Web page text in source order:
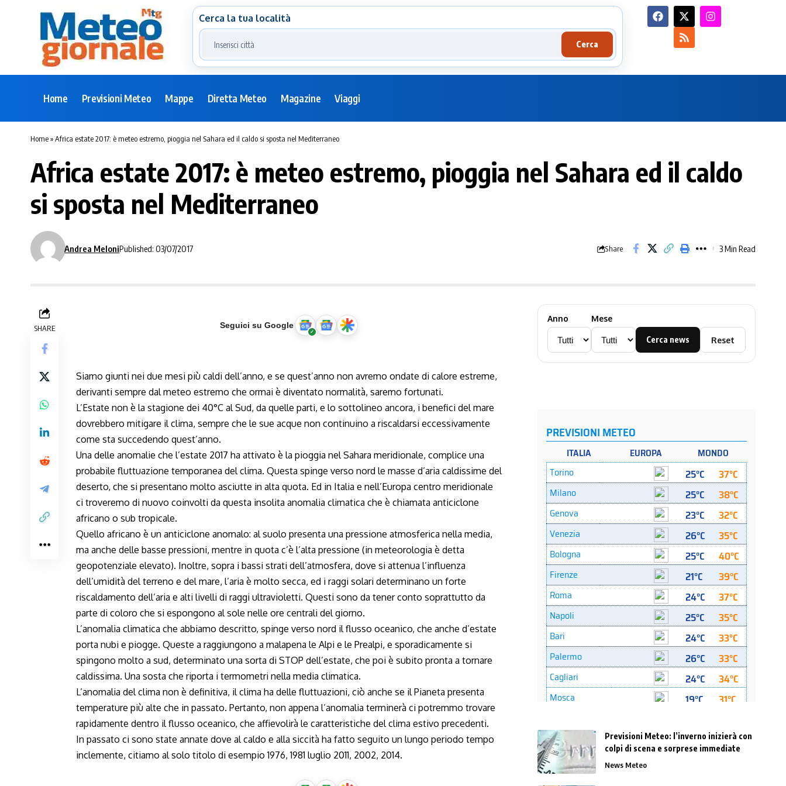
Cerca la tua località
Cerca
Home Previsioni Meteo Mappe Diretta Meteo Magazine Viaggi
Home»Africa estate 2017: è meteo estremo, pioggia nel Sahara ed il caldo si sposta nel Mediterraneo
Africa estate 2017: è meteo estremo, pioggia nel Sahara ed il caldo
si sposta nel Mediterraneo
Andrea MeloniPublished: 03/07/2017 Share 3 Min Read
SHARE Seguici su Google
Siamo giunti nei due mesi più caldi dell’anno, e se quest’anno non avremo ondate di calore estreme,
derivanti sempre dal meteo estremo che ormai è diventato normalità, saremo fortunati.
L’Estate non è la stagione dei 40°C al Sud, da quelle parti, e lo sottolineo ancora, i benefici del mare
dovrebbero mitigare il clima, sempre che le sue acque non continuino a riscaldarsi eccessivamente
come sta succedendo quest’anno.
Una delle anomalie che l’estate 2017 ha attivato è la pioggia nel Sahara meridionale, complice una
probabile fluttuazione temporanea del clima. Questa spinge verso nord le masse d’aria caldissime del
deserto, che si presentano molto asciutte in alta quota. Ed in Italia e nell’Europa centro meridionale
ci troveremo di nuovo coinvolti da questa insolita anomalia climatica che è chiamata anticiclone
africano o sub tropicale.
Quello africano è un anticiclone anomalo: al suolo presenta una pressione atmosferica nella media,
ma anche delle basse pressioni, mentre in quota c’è l’alta pressione (in meteorologia è detta
geopotenziale elevato). Inoltre, sopra i bassi strati dell’atmosfera, dove si attenua l’influenza
dell’umidità del terreno e del mare, l’aria è molto secca, ed i raggi solari determinano un forte
riscaldamento dell’aria e alti livelli di raggi ultravioletti. Questi sono da tener conto soprattutto da
parte di coloro che si espongono al sole nelle ore centrali del giorno.
L’anomalia climatica che abbiamo descritto, spinge verso nord il flusso oceanico, che anche d’estate
porta nubi e piogge. Queste a raggiungono a malapena le Alpi e le Prealpi, e sporadicamente si
spingono molto a sud, determinato una sorta di STOP dell’estate, che poi è subito pronta a tornare
caldissima. Una sosta che riporta i termometri nella media climatica.
L’anomalia del clima non è definitiva, il clima ha delle fluttuazioni, ciò anche se il Pianeta presenta
temperature più alte che in passato. Pertanto, non appena l’anomalia terminerà ci potremmo trovare
rapidamente dentro il flusso oceanico, che affievolirà le caratteristiche del clima estivo precedenti.
In passato ci sono state annate dove al caldo e alla siccità ha fatto seguito un lungo periodo tempo
inclemente, citiamo al solo titolo di esempio 1976, 1981 luglio 2011, 2002, 2014.
Anno Mese
Cerca news Reset
Previsioni Meteo: l’inverno inizierà con
colpi di scena e sorprese immediate
News Meteo